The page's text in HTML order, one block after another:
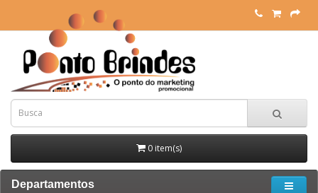
0 item(s)
Departamentos